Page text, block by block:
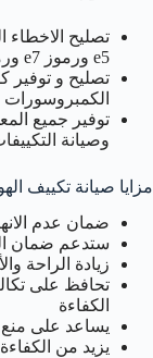
تصليح الاخطاء
e5 ورموز e7 ورمز e8 ورمز f3 ورمز he وغيرها.
تصليح و توفير
الكمبروسورات
توفير جميع
وصيانة
مزايا صيانة تكييف
ضمان عدم
ستدعم ضمان
زيادة الراحة
تحافظ على
الكفاءة
يساعد على منع
يزيد من